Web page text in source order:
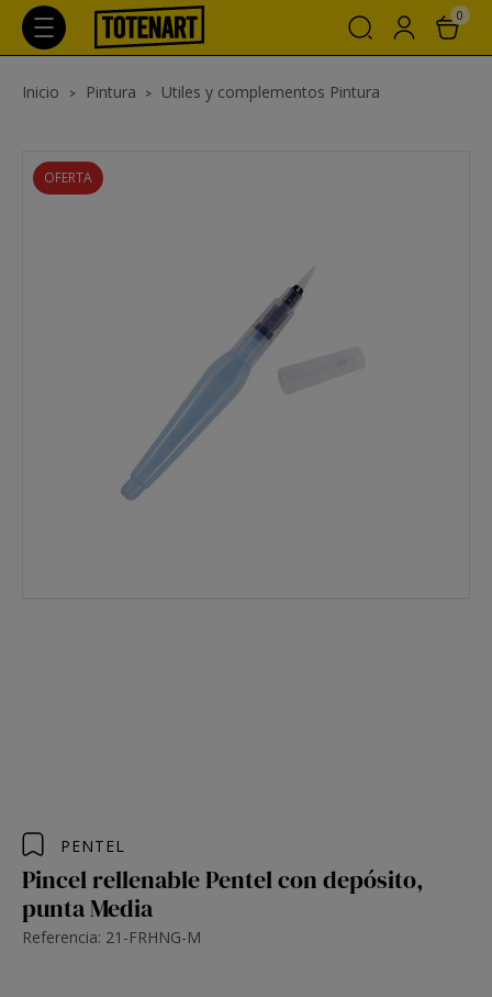
0
Inicio Pintura Utiles y complementos Pintura
OFERTA
PENTEL
Pincel rellenable Pentel con depósito,
punta Media
Referencia: 21-FRHNG-M